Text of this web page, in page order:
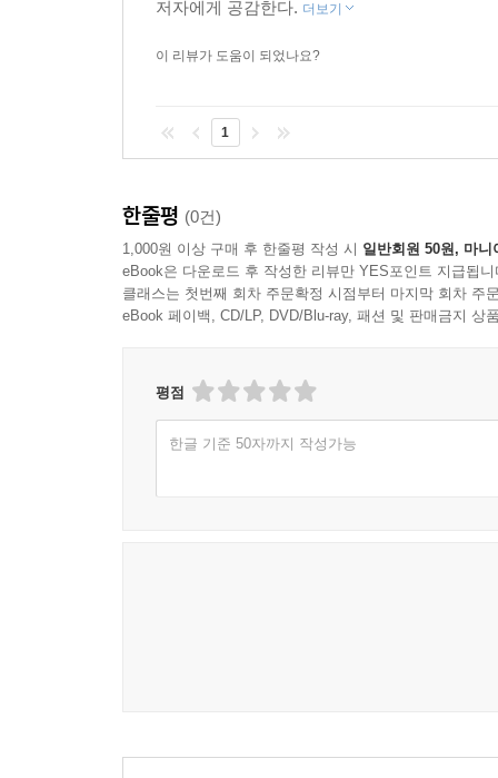
능력이다. 뮤지션이 소리를 듣는 방식(분석적
어떻게 만들어지는지, 그 과정에서 프로듀서의
내가 사랑하는, 사랑했던 음악을 다시 나의 삶 속으
혼자서 또는 친구과 함께 방에 모여 집중해 음악
되었다. 언제 어디서나 귓가에는 음악이 흐르지
기울이면 노래와 관련된 다양한 기억들이 한꺼번
우리에게 기분 좋은 감정을 선사한다고 저자는
것이다. 장르의 구별을 뛰어넘어 음악의 요소
귀를 열어주는 길잡이가 될 것이다.
저자에게 공감한다. 더보기
이 리뷰가 도움이 되었나요?
1
한줄평 (0건)
1,000원 이상 구매 후 한줄평 작성 시 일반회원 50원, 마니
eBook은 다운로드 후 작성한 리뷰만 YES포인트 지급됩니
클래스는 첫번째 회차 주문확정 시점부터 마지막 회차 주
eBook 페이백, CD/LP, DVD/Blu-ray, 패션 및 판매금지 상
평점
한글 기준 50자까지 작성가능